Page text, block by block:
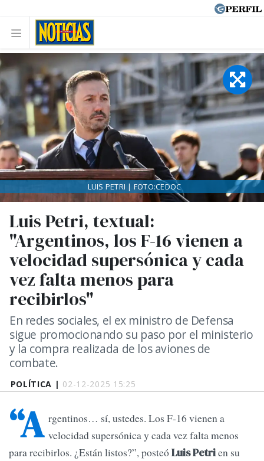
POLÍTICA | 02-12-2025 15:25
Luis Petri, textual:
"Argentinos, los F-16 vienen a
velocidad supersónica y cada
vez falta menos para
recibirlos"
En redes sociales, el ex ministro de Defensa
sigue promocionando su paso por el ministerio
y la compra realizada de los aviones de
combate.
LUIS PETRI | FOTO:CEDOC
“A rgentinos… sí, ustedes. Los F-16 vienen a
velocidad supersónica y cada vez falta menos
para recibirlos. ¿Están listos?”, posteóLuis Petrien su